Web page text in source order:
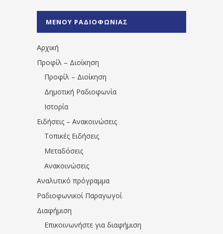
1531194763766854/" artist="" ]
ΜΕΝΟΥ ΡΑΔΙΟΦΩΝΙΑΣ
Αρχική
Προφίλ – Διοίκηση
Προφίλ – Διοίκηση
Δημοτική Ραδιοφωνία
Ιστορία
Ειδήσεις – Ανακοινώσεις
Τοπικές Ειδήσεις
Μεταδόσεις
Ανακοινώσεις
Αναλυτικό πρόγραμμα
Ραδιοφωνικοί Παραγωγοί
Διαφήμιση
Επικοινωνήστε για διαφήμιση